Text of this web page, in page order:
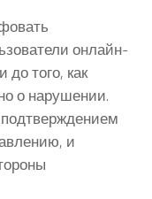
онлайн-
того, как
о нарушении.
и